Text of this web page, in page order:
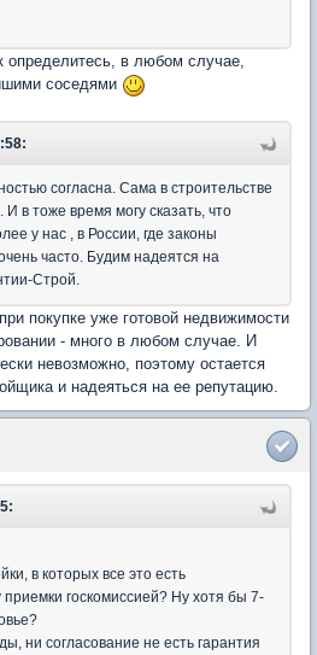
определитесь, в любом случае,
соседями
согласна. Сама в строительстве
в тоже время могу сказать, что
у нас , в России, где законы
часто. Будим надеятся на
Строй.
покупке уже готовой недвижимости
- много в любом случае. И
невозможно, поэтому остается
и надеяться на ее репутацию.
в которых все это есть
госкомиссией? Ну хотя бы 7-
ни согласование не есть гарантия